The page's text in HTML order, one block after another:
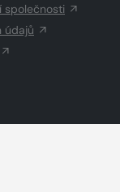
společnosti
údajů